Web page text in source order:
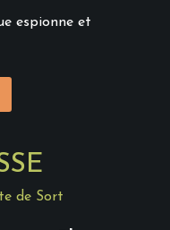
espionne et
de Sort